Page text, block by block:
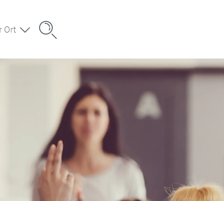
Ort